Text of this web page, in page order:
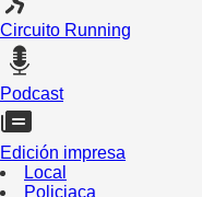
Circuito Running
Podcast
Edición impresa
Local
Policiaca